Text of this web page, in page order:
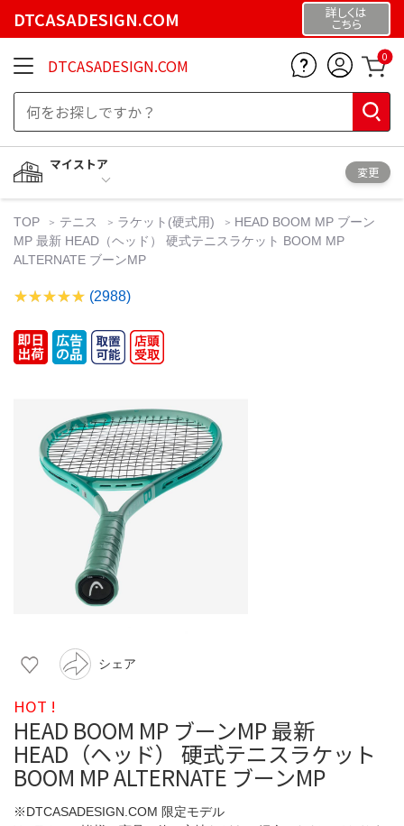
DTCASADESIGN.COM 詳しくは
こちら
DTCASADESIGN.COM 0
マイストア
変更
TOP テニス ラケット(硬式用)
HEAD BOOM MP ブーン
MP 最新 HEAD（ヘッド） 硬式テニスラケット BOOM MP
ALTERNATE ブーンMP
(2988)
シェア
HOT !
HEAD BOOM MP ブーンMP 最新
HEAD（ヘッド） 硬式テニスラケット
BOOM MP ALTERNATE ブーンMP
※DTCASADESIGN.COM 限定モデル